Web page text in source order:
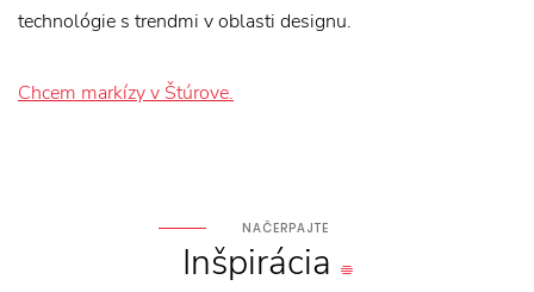
technológie s trendmi v oblasti designu.
Chcem markízy v Štúrove.
NAČERPAJTE
Inšpirácia